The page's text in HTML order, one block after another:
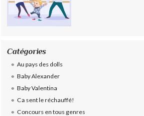
Catégories
Au pays des dolls
Baby Alexander
Baby Valentina
Ca sent le réchauffé!
Concours en tous genres